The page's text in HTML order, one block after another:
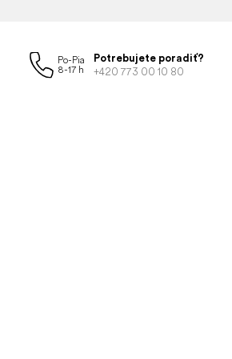
Potrebujete poradiť?
+420 773 00 10 80